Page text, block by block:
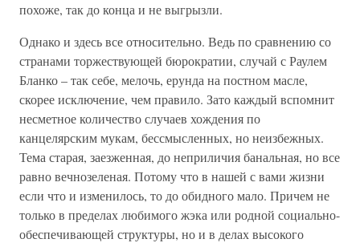
похоже, так до конца и не выгрызли.
Однако и здесь все относительно. Ведь по сравнению со
странами торжествующей бюрократии, случай с Раулем
Бланко – так себе, мелочь, ерунда на постном масле,
скорее исключение, чем правило. Зато каждый вспомнит
несметное количество случаев хождения по
канцелярским мукам, бессмысленных, но неизбежных.
Тема старая, заезженная, до неприличия банальная, но все
равно вечнозеленая. Потому что в нашей с вами жизни
если что и изменилось, то до обидного мало. Причем не
только в пределах любимого жэка или родной социально-
обеспечивающей структуры, но и в делах высокого